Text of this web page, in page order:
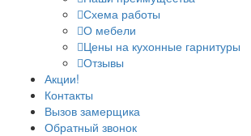
Схема работы
О мебели
Цены на кухонные гарнитуры
Отзывы
Акции!
Контакты
Вызов замерщика
Обратный звонок